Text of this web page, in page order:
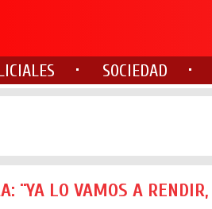
SOCIEDAD
¨YA LO VAMOS A